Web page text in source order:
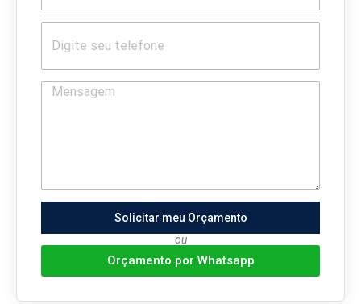
Solicitar meu Orçamento
ou
Orçamento por Whatsapp